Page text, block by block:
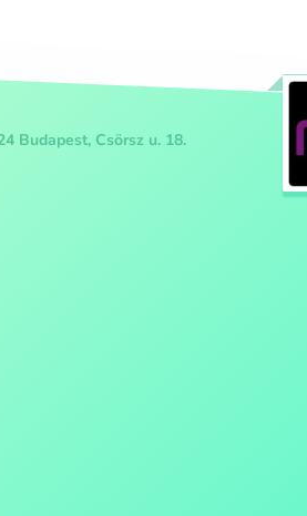
Budapest, Csörsz u. 18.